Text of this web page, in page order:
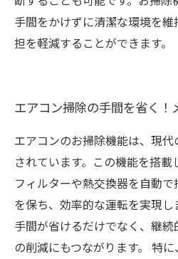
手間をかけずに清潔な環境を
担を軽減することができます。
エアコン掃除の手間を省く！
エアコンのお掃除機能は、現
されています。この機能を搭
フィルターや熱交換器を自動
を保ち、効率的な運転を実現
手間が省けるだけでなく、継
の削減にもつながります。 特